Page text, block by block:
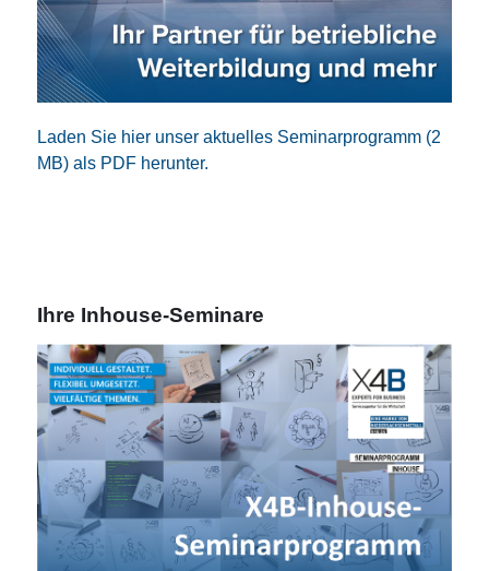
Laden Sie hier unser aktuelles Seminarprogramm (2
MB) als PDF herunter.
Ihre Inhouse-Seminare